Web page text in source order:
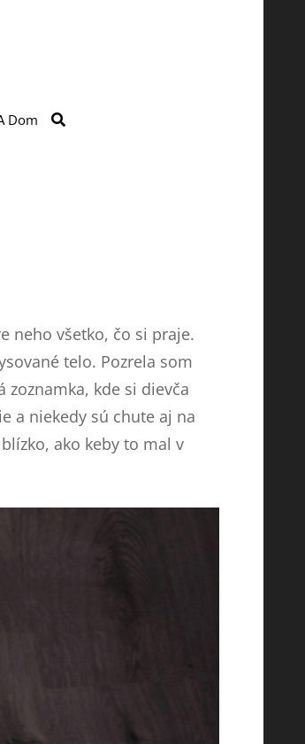
Dom
neho všetko, čo si praje.
telo. Pozrela som
zoznamka, kde si dievča
a niekedy sú chute aj na
ako keby to mal v